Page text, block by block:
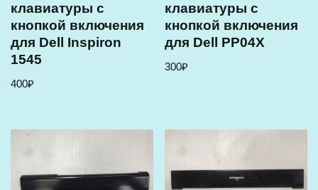
клавиатуры с
кнопкой включения
для Dell Inspiron
1545
400₽
клавиатуры с
кнопкой включения
для Dell PP04X
300₽